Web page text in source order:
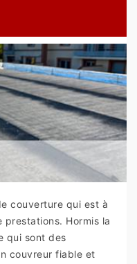
couverture qui est à
prestations. Hormis la
qui sont des
couvreur fiable et